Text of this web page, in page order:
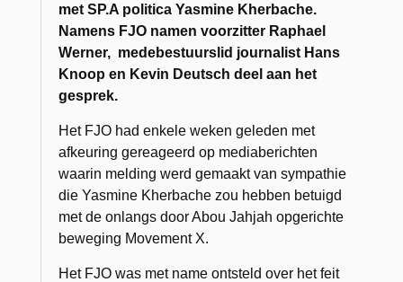
metSP.A politica Yasmine Kherbache.
Namens FJO namen voorzitter Raphael
Werner, medebestuurslid journalist Hans
Knoop en Kevin Deutsch deel aan het
gesprek.
Het FJO had enkele weken geleden met
afkeuring gereageerd op mediaberichten
waarin melding werd gemaakt van sympathie
die Yasmine Kherbache zou hebben betuigd
met de onlangs door Abou Jahjah opgerichte
beweging Movement X.
Het FJO was met name ontsteld over het feit